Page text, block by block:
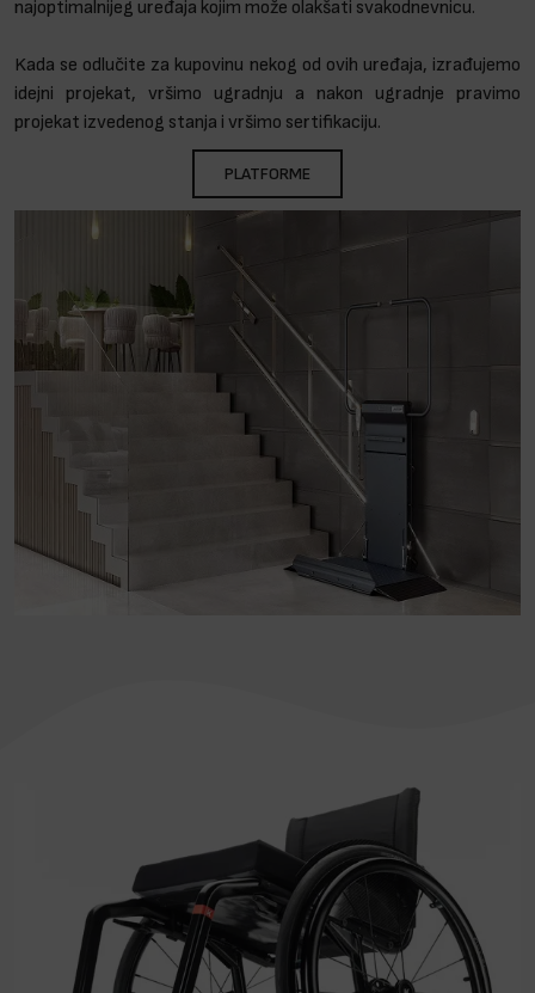
najoptimalnijeg uređaja kojim može olakšati svakodnevnicu.
Kada se odlučite za kupovinu nekog od ovih uređaja, izrađujemo
idejni projekat, vršimo ugradnju a nakon ugradnje pravimo
projekat izvedenog stanja i vršimo sertifikaciju.
PLATFORME